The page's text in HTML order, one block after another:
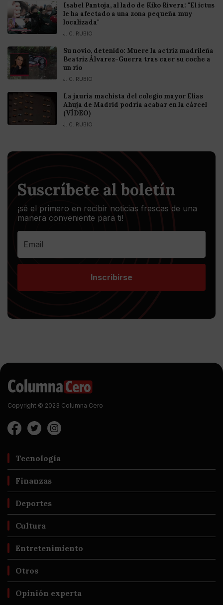
Isabel Pantoja, al lado de Kiko Rivera: "El ictus
le ha afectado a una zona pequeña muy
localizada"
J. C. RUBIO
Su novio, detenido: Muere la actriz madrileña
Beatriz Álvarez-Guerra tras caer su coche a
un río
J. C. RUBIO
La jauría machista del colegio mayor Elías
Ahuja de Madrid podría acabar en la cárcel
(VÍDEO)
J. C. RUBIO
Suscríbete al boletín
¡sé el primero en recibir noticias frescas de una
manera conveniente para ti!
Inscribirse
Copyright © 2023 Columna Cero
Tecnología
Finanzas
Deportes
Cultura
Entretenimiento
Otros
Opinión experta